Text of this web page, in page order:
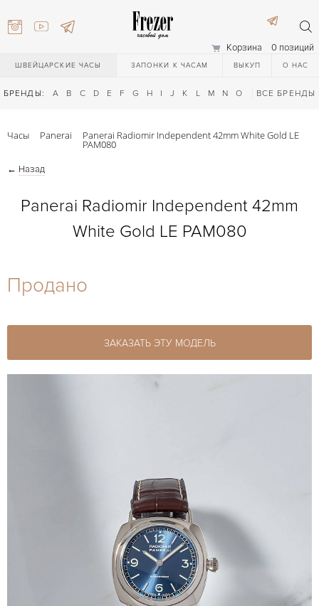
Корзина 0 позиций
ШВЕЙЦАРСКИЕ ЧАСЫ ЗАПОНКИ К ЧАСАМ ВЫКУП О НАС
БРЕНДЫ: A B C D E F G H I J K L M N O Q R S T
ВСЕ БРЕНДЫ
27-44
Часы Panerai Panerai Radiomir Independent 42mm White Gold LE
PAM080
← Назад
Panerai Radiomir Independent 42mm
White Gold LE PAM080
Продано
ЗАКАЗАТЬ ЭТУ МОДЕЛЬ